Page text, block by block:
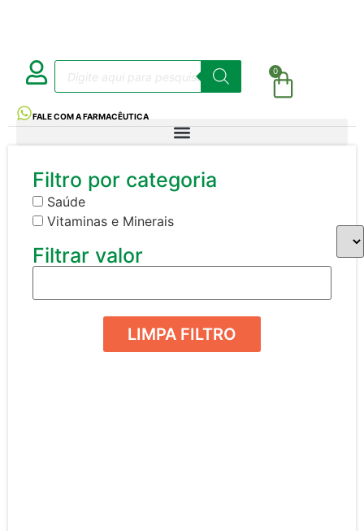
0
FALE COM A FARMACÊUTICA
Filtro por categoria
Saúde
Vitaminas e Minerais
Filtrar valor
LIMPA FILTRO